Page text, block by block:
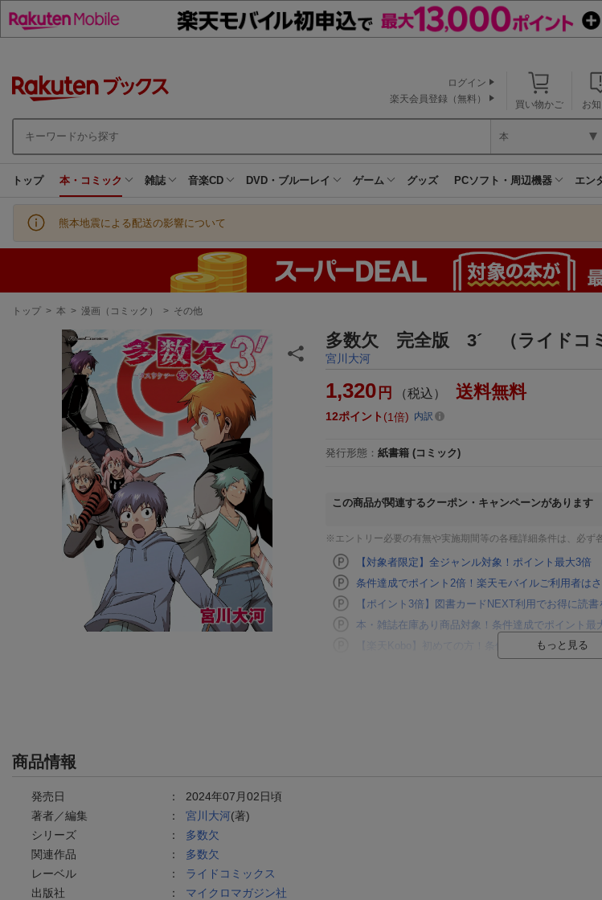
買い物かご お
ログイン
楽天会員登録（無料）
本
トップ 本・コミック 雑誌 音楽CD DVD・ブルーレイ ゲーム グッズ PCソフト・周辺機器 エン
熊本地震による配送の影響について
現
トップ > 本 > 漫画（コミック） > その他
多数欠 完全版 3´ （ライドコミ
宮川大河
1,320 円 （税込） 送料無料
12ポイント 1倍 内訳
発行形態 ： 紙書籍 (コミック)
この商品が関連するクーポン・キャンペーンがあります
※エントリー必要の有無や実施期間等の各種詳細条件は、必ず
【対象者限定】全ジャンル対象！ポイント最大3
条件達成でポイント2倍！楽天モバイルご利用者は
【ポイント3倍】図書カードNEXT利用でお得に読書
本・雑誌在庫あり商品対象！条件達成でポイント最
【楽天Kobo】初めての方！条件達成で楽天ブックス
商品情報
発売日 ： 2024年07月02日頃
著者／編集
： 宮川大河(著)
シリーズ
： 多数欠
関連作品
： 多数欠
レーベル
： ライドコミックス
出版社
： マイクロマガジン社